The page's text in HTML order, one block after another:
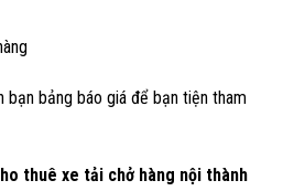
bạn bảng báo giá để bạn tiện tham
thuê xe tải chở hàng nội thành